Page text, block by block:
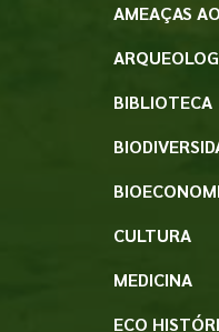
AMEAÇAS
BIBLIOTECA
CULTURA
MEDICINA
ECO